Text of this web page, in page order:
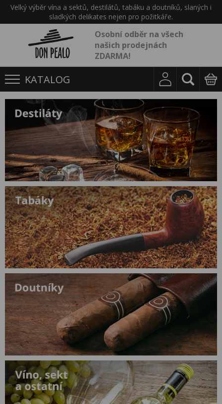
Velký výběr vína a sektů, destilátů, tabáku a doutníků, slaných i
sladkých delikates nejen pro požitkáře.
Osobní odběr na všech
našich prodejnách
ZDARMA!
KATALOG